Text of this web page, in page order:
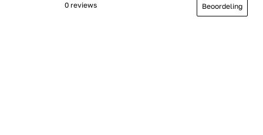
0 reviews Beoordeling